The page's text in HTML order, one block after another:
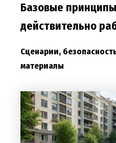
Базовые
действительно
Сценарии,
материалы